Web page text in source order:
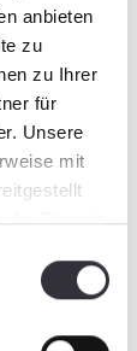
anbieten
zu
zu Ihrer
für
Unsere
mit
der Dienste
und wird
AG
die